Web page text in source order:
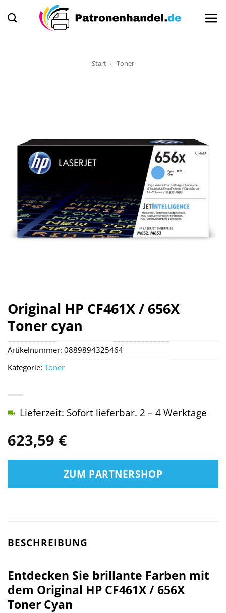
Inhalt
Start » Toner
Original HP CF461X / 656X
Toner cyan
623,59 €
Lieferzeit: Sofort lieferbar. 2 – 4 Werktage
ZUM PARTNERSHOP
Artikelnummer: 0889894325464
Kategorie: Toner
BESCHREIBUNG
Entdecken Sie brillante Farben mit
dem Original HP CF461X / 656X
Toner Cyan